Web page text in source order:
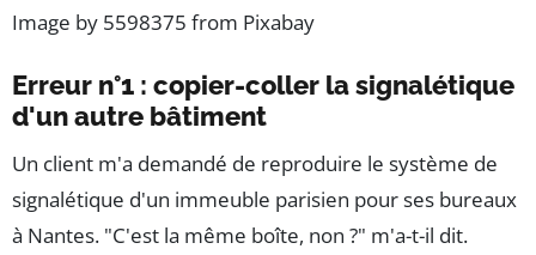
Image by 5598375 from Pixabay
Erreur n°1 : copier-coller la signalétique
d'un autre bâtiment
Un client m'a demandé de reproduire le système de
signalétique d'un immeuble parisien pour ses bureaux
à Nantes. "C'est la même boîte, non ?" m'a-t-il dit.